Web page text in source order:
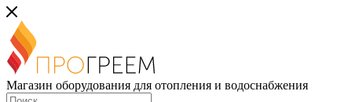
Магазин оборудования для отопления и водоснабжения